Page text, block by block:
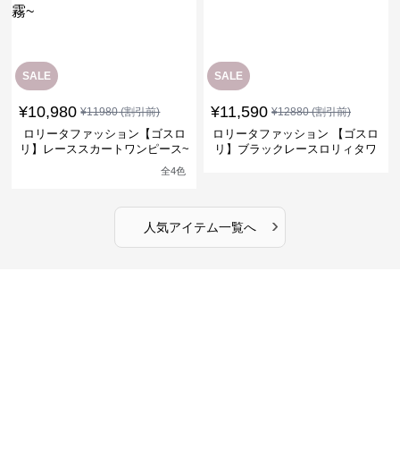
SALE
¥10,980 ¥11980(割引前)
ロリータファッション【ゴスロ
リ】レーススカートワンピース~
全4色
SALE
¥11,590 ¥12880(割引前)
ロリータファッション 【ゴスロ
リ】ブラックレースロリィタワ
人気アイテム一覧へ ›